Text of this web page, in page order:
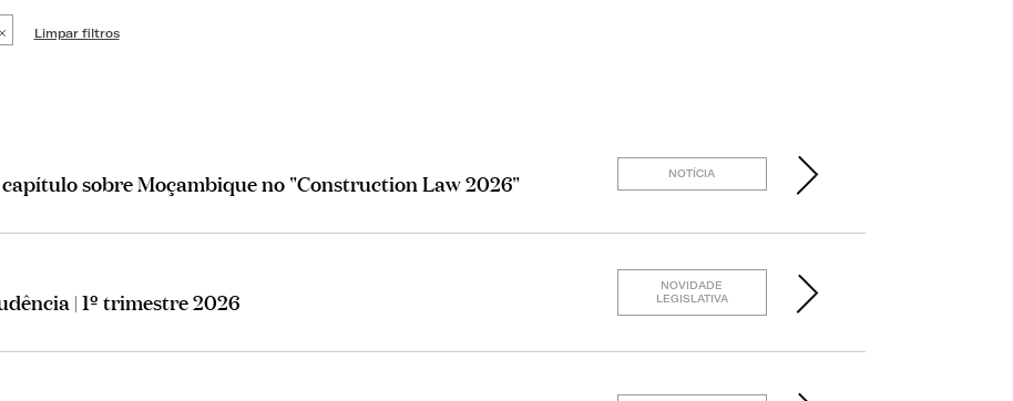
Limpar filtros
sobre Moçambique no "Construction Law 2026" NOTÍCIA
| 1º trimestre 2026
NOVIDADE
LEGISLATIVA